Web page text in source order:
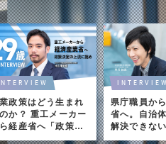
政策はどう生まれ
か？ 重工メーカー
経産省へ「政策決
ロセス」に携わる
県庁職員か
省へ。自治
解決できな
に、「国」